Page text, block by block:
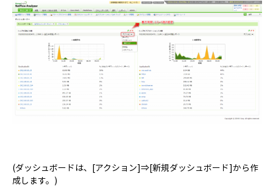
(ダッシュボードは、[アクション]⇒[新規ダッシュボード]から作
成します。)